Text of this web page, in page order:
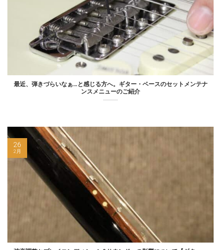
最近、弾きづらいなぁ…と感じる方へ。ギター・ベースのセットメンテナ
ンスメニューのご紹介
26
2月